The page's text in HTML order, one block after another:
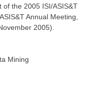
of the 2005 ISI/ASIS&T
Annual Meeting,
2005).
Mining